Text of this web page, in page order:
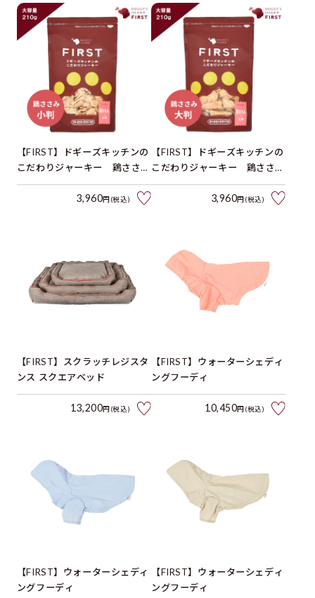
【FIRST】ドギーズキッチンの
こだわりジャーキー 鶏ささみ
小判 210g
3,960円(税込)
【FIRST】ドギーズキッチンの
こだわりジャーキー 鶏ささみ
大判 210g
3,960円(税込)
【FIRST】スクラッチレジスタ
ンス スクエアベッド
13,200円(税込)
【FIRST】ウォーターシェディ
ングフーディ
10,450円(税込)
【FIRST】ウォーターシェディ
ングフーディ
【FIRST】ウォーターシェディ
ングフーディ